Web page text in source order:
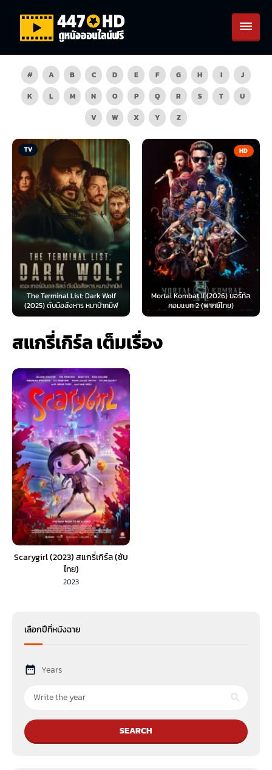
# A B C D E F G H I
J
K
L M N O P Q R S T
U
V
W X Y Z
TV
The Terminal List: Dark Wolf
(2025) ดับมือสังหาร หมาป่าทมิฬ
HD
Mortal Kombat II (2026) มอร์ทัล
คอมแบท 2 (พากย์ไทย)
สแกรี่เกิร์ล เต็มเรื่อง
Scarygirl (2023) สแกรี่เกิร์ล (ซับ
ไทย)
2023
เลือกปีที่หนังฉาย
Years
SEARCH